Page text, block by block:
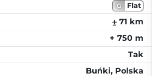
G
Flat
⨦ 71 km
+ 750 m
Tak
Buńki, Polska